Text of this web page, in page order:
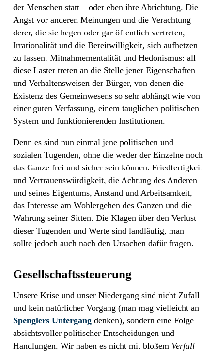
der Menschen statt – oder eben ihre Abrichtung. Die
Angst vor anderen Meinungen und die Verachtung
derer, die sie hegen oder gar öffentlich vertreten,
Irrationalität und die Bereitwilligkeit, sich aufhetzen
zu lassen, Mitnahmementalität und Hedonismus: all
diese Laster treten an die Stelle jener Eigenschaften
und Verhaltensweisen der Bürger, von denen die
Existenz des Gemeinwesens so sehr abhängt wie von
einer guten Verfassung, einem tauglichen politischen
System und funktionierenden Institutionen.
Denn es sind nun einmal jene politischen und
sozialen Tugenden, ohne die weder der Einzelne noch
das Ganze frei und sicher sein können: Friedfertigkeit
und Vertrauenswürdigkeit, die Achtung des Anderen
und seines Eigentums, Anstand und Arbeitsamkeit,
das Interesse am Wohlergehen des Ganzen und die
Wahrung seiner Sitten. Die Klagen über den Verlust
dieser Tugenden und Werte sind landläufig, man
sollte jedoch auch nach den Ursachen dafür fragen.
Gesellschaftssteuerung
Unsere Krise und unser Niedergang sind nicht Zufall
und kein natürlicher Vorgang (man mag vielleicht an
Spenglers Untergang denken), sondern eine Folge
absichtsvoller politischer Entscheidungen und
Handlungen. Wir haben es nicht mit bloßem Verfall